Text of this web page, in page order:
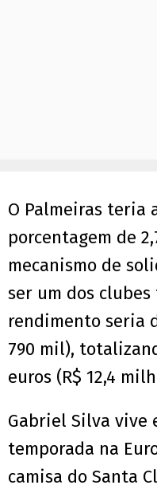
O Palmeiras teria
porcentagem de
mecanismo de
ser um dos clubes
rendimento seria
790 mil),
euros (R$ 12,4
Gabriel Silva vive
temporada na
camisa do Santa